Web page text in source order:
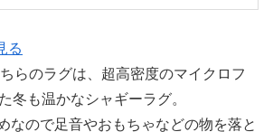
る
らのラグは、超高密度のマイクロフ
冬も温かなシャギーラグ。
なので足音やおもちゃなどの物を落と